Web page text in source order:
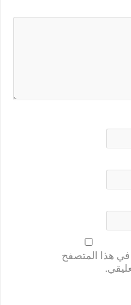
في هذا المتصفح